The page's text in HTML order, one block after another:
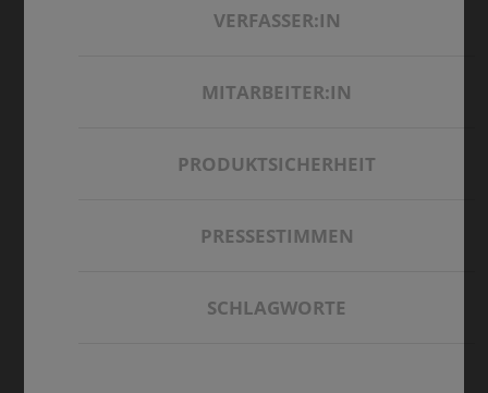
VERFASSER:IN
MITARBEITER:IN
PRODUKTSICHERHEIT
PRESSESTIMMEN
SCHLAGWORTE